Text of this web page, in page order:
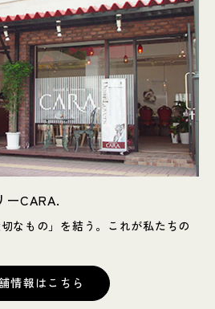
ーCARA.
なもの」を結う。これが私たちの
情報はこちら